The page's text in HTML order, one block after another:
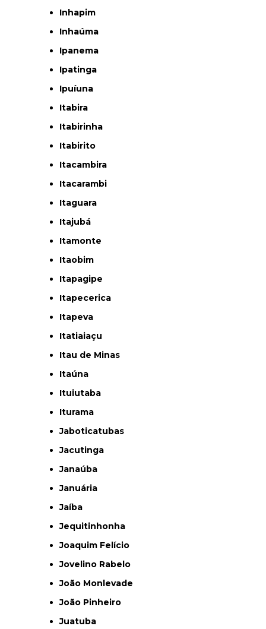
Inhapim
Inhaúma
Ipanema
Ipatinga
Ipuíuna
Itabira
Itabirinha
Itabirito
Itacambira
Itacarambi
Itaguara
Itajubá
Itamonte
Itaobim
Itapagipe
Itapecerica
Itapeva
Itatiaiaçu
Itau de Minas
Itaúna
Ituiutaba
Iturama
Jaboticatubas
Jacutinga
Janaúba
Januária
Jaíba
Jequitinhonha
Joaquim Felício
Jovelino Rabelo
João Monlevade
João Pinheiro
Juatuba